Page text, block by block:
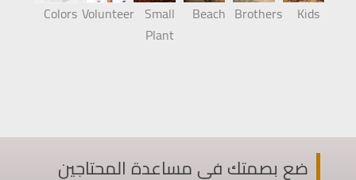
Kids
Brothers
Beach
Small
Plant
Volunteer
Colors
ضع بصمتك في مساعدة المحتاجين